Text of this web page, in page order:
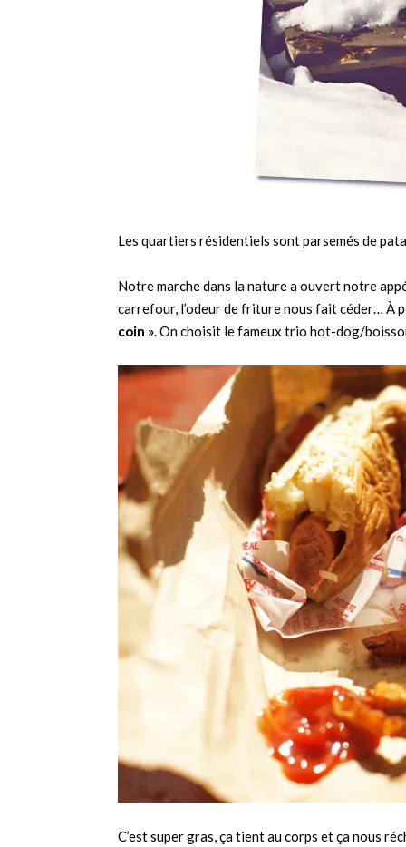
Les quartiers résidentiels sont parsemés de
Notre marche dans la nature a ouvert notre
carrefour, l’odeur de friture nous fait céder… À
coin ». On choisit le fameux trio hot-dog/
C’est super gras, ça tient au corps et ça nous